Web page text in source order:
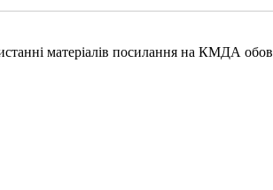
матеріалів посилання на КМДА